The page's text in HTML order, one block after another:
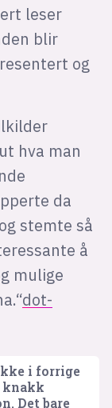
leser
blir
og
hva man
da
stemte så
å
mulige
dot-
i forrige
knakk
Det bare